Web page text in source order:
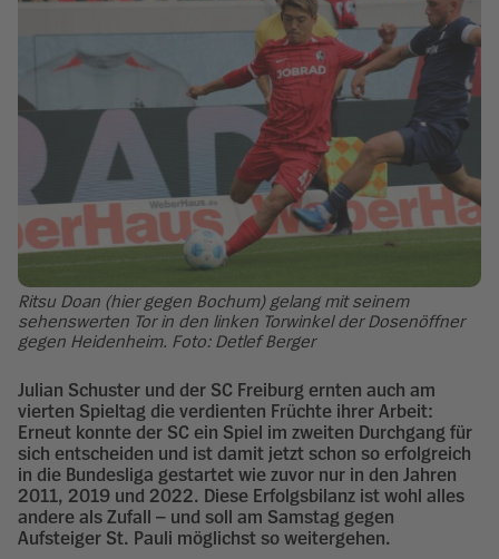
Ritsu Doan (hier gegen Bochum) gelang mit seinem
sehenswerten Tor in den linken Torwinkel der Dosenöffner
gegen Heidenheim. Foto: Detlef Berger
Julian Schuster und der SC Freiburg ernten auch am
vierten Spieltag die verdienten Früchte ihrer Arbeit:
Erneut konnte der SC ein Spiel im zweiten Durchgang für
sich entscheiden und ist damit jetzt schon so erfolgreich
in die Bundesliga gestartet wie zuvor nur in den Jahren
2011, 2019 und 2022. Diese Erfolgsbilanz ist wohl alles
andere als Zufall – und soll am Samstag gegen
Aufsteiger St. Pauli möglichst so weitergehen.